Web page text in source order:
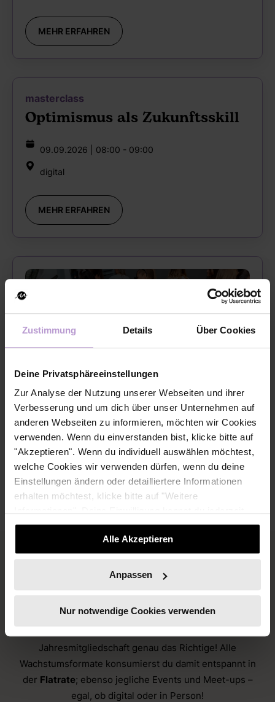
Zustimmung Details Über Cookies
Deine Privatsphäreeinstellungen
Zur Analyse der Nutzung unserer Webseiten und ihrer
Verbesserung und um dich über unser Unternehmen auf
anderen Webseiten zu informieren, möchten wir Cookies
verwenden. Wenn du einverstanden bist, klicke bitte auf
"Akzeptieren". Wenn du individuell auswählen möchtest,
welche Cookies wir verwenden dürfen, wenn du deine
Einstellungen ändern oder detailliertere Informationen
erhalten möchtest, klicke bitte auf "Weitere
widerrufen.
Alle Akzeptieren
Anpassen
Nur notwendige Cookies verwenden
MEHR ERFAHREN
masterclass
Optimismus als Zukunftsskill
09.09.2026 | 08:00 - 09:00
digital
MEHR ERFAHREN
Die nushu membership
Zugang zu jeglichen Lern- und Netzwerk-Inhalten
Jahresmitgliedschaft genau das Richtige! Alle
Wachstumsformate konsumierst du damit entspannt in
der Flatrate; ebenso jegliche Events und Meet-ups –
egal, ob digital oder in Person!